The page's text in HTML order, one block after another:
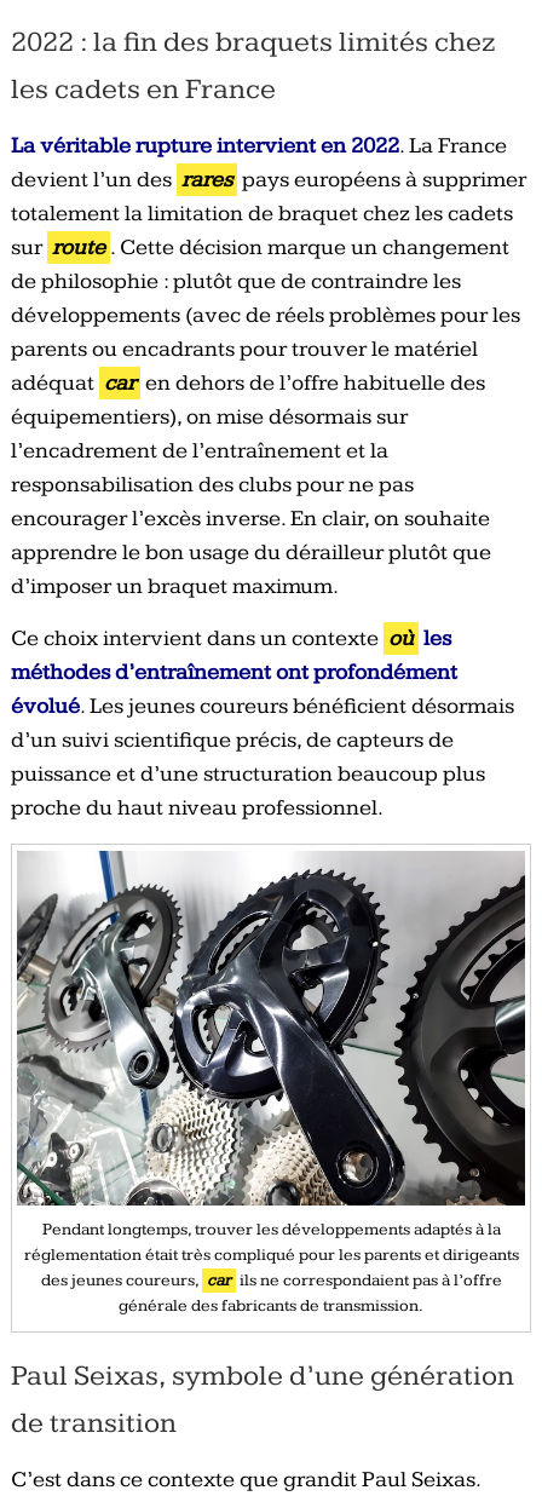
2022 : la fin des braquets limités chez
les cadets en France
La véritable rupture intervient en 2022. La France
devient l’un des rares pays européens à supprimer
totalement la limitation de braquet chez les cadets
sur route . Cette décision marque un changement
de philosophie : plutôt que de contraindre les
développements (avec de réels problèmes pour les
parents ou encadrants pour trouver le matériel
adéquat car en dehors de l’offre habituelle des
équipementiers), on mise désormais sur
l’encadrement de l’entraînement et la
responsabilisation des clubs pour ne pas
encourager l’excès inverse. En clair, on souhaite
apprendre le bon usage du dérailleur plutôt que
d’imposer un braquet maximum.
Ce choix intervient dans un contexte où les
méthodes d’entraînement ont profondément
évolué. Les jeunes coureurs bénéficient désormais
d’un suivi scientifique précis, de capteurs de
puissance et d’une structuration beaucoup plus
proche du haut niveau professionnel.
Pendant longtemps, trouver les développements adaptés à la
réglementation était très compliqué pour les parents et dirigeants
des jeunes coureurs, car ils ne correspondaient pas à l’offre
générale des fabricants de transmission.
Paul Seixas, symbole d’une génération
de transition
C’est dans ce contexte que grandit Paul Seixas.